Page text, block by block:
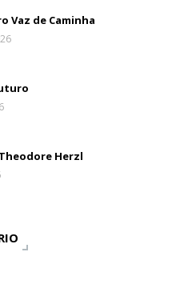
Vaz de Caminha
Herzl